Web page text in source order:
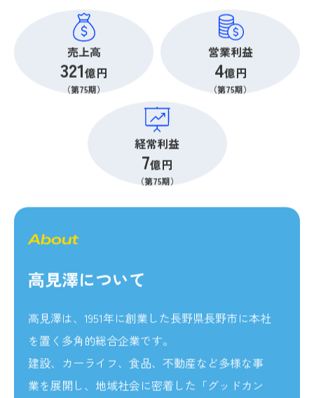
売上高
321億円
（第75期）
営業利益
4億円
（第75期）
経常利益
7億円
（第75期）
About
高見澤について
高見澤は、1951年に創業した長野県長野市に本社
を置く多角的総合企業です。
建設、カーライフ、食品、不動産など多様な事
業を展開し、地域社会に密着した「グッドカン